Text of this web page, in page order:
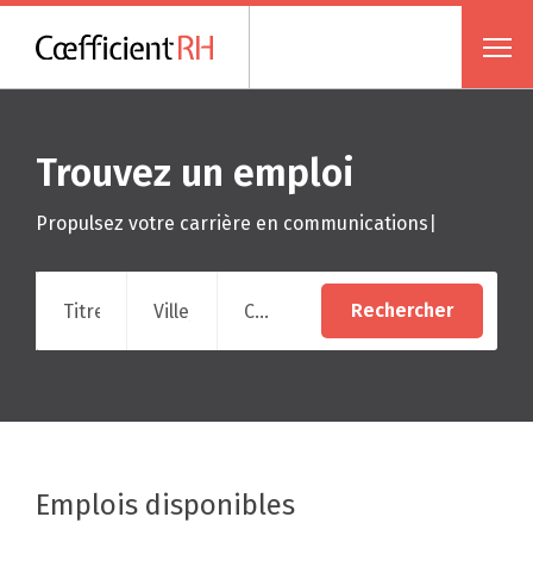
Trouvez un emploi
Propulsez votre carrière en communications
Catégories
Rechercher
Emplois disponibles